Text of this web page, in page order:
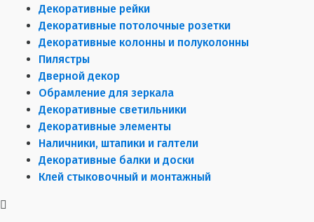
Декоративные рейки
Декоративные потолочные розетки
Декоративные колонны и полуколонны
Пилястры
Дверной декор
Обрамление для зеркала
Декоративные светильники
Декоративные элементы
Наличники, штапики и галтели
Декоративные балки и доски
Клей стыковочный и монтажный